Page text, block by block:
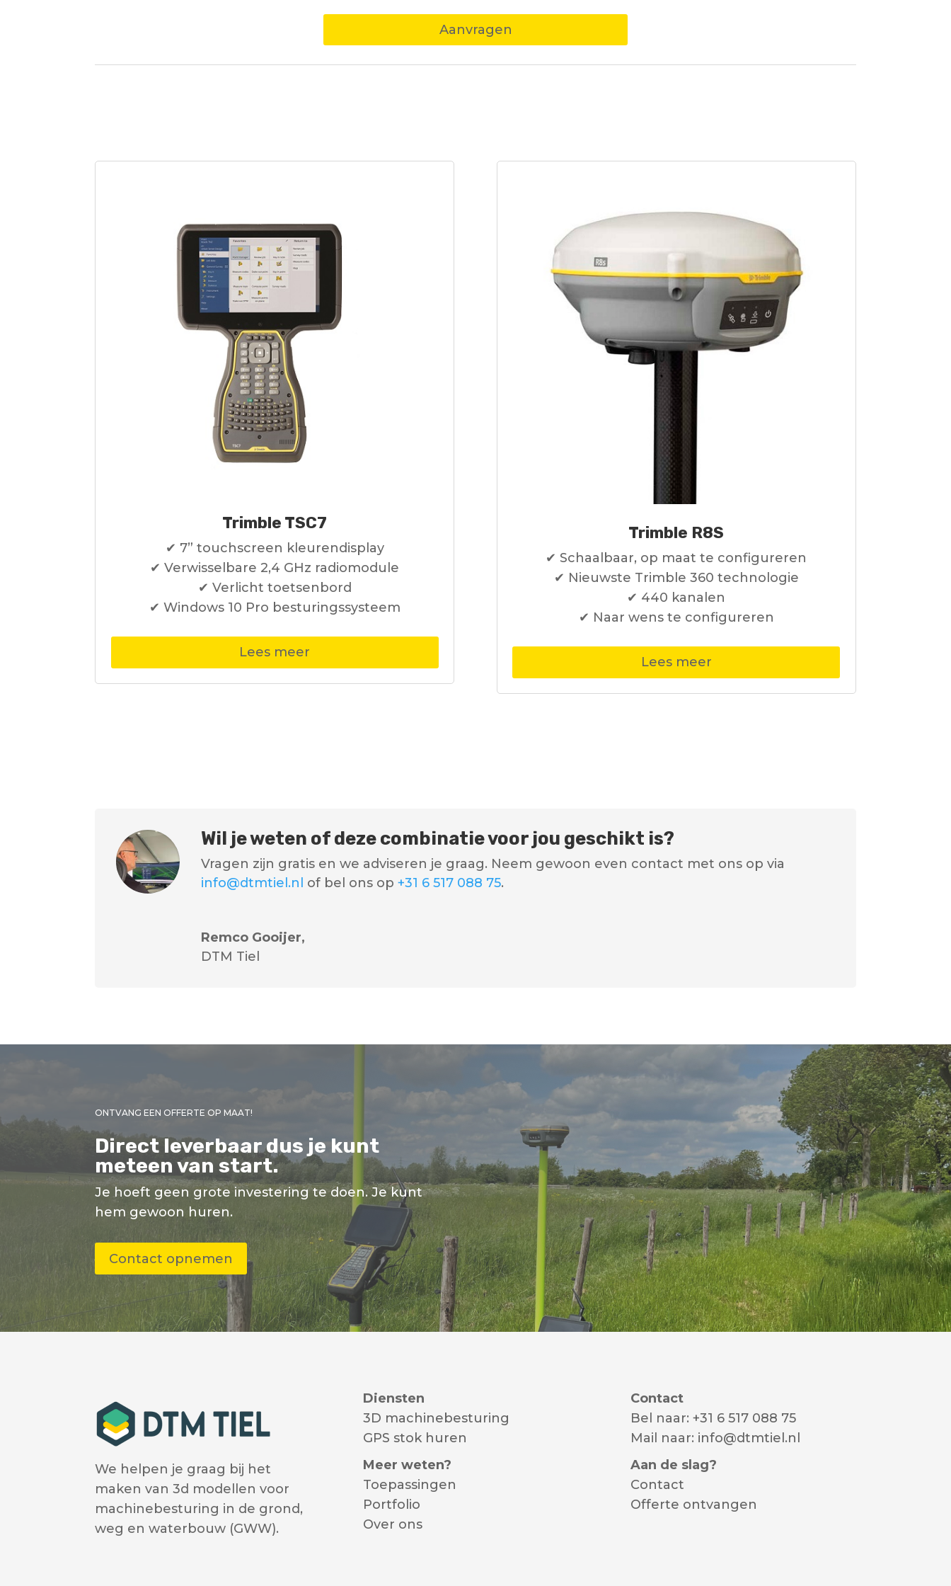
Aanvragen
Trimble TSC7
✔ 7” touchscreen kleurendisplay
✔ Verwisselbare 2,4 GHz radiomodule
✔ Verlicht toetsenbord
✔ Windows 10 Pro besturingssysteem
Lees meer
Trimble R8S
✔ Schaalbaar, op maat te configureren
✔ Nieuwste Trimble 360 technologie
✔ 440 kanalen
✔ Naar wens te configureren
Lees meer
Wil je weten of deze combinatie voor jou geschikt is?
Vragen zijn gratis en we adviseren je graag. Neem gewoon even contact met ons op via
info@dtmtiel.nl of bel ons op+31 6 517 088 75.
Remco Gooijer,
DTM Tiel
ONTVANG EEN OFFERTE OP MAAT!
Direct leverbaar dus je kunt
meteen van start.
Je hoeft geen grote investering te doen. Je kunt
hem gewoon huren.
Contact opnemen
We helpen je graag bij het
maken van 3d modellen voor
machinebesturing in de grond,
weg en waterbouw (GWW).
Diensten
3D machinebesturing
GPS stok huren
Meer weten?
Toepassingen
Portfolio
Over ons
Contact
Bel naar: +31 6 517 088 75
Mail naar: info@dtmtiel.nl
Aan de slag?
Contact
Offerte ontvangen